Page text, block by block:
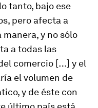
tanto, bajo ese
pero afecta a
y no sólo
a todas las
comercio […] y el
el volumen de
y de éste con